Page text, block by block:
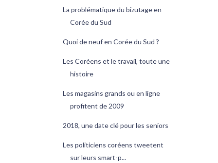
La problématique du bizutage en
Corée du Sud
Quoi de neuf en Corée du Sud ?
Les Coréens et le travail, toute une
histoire
Les magasins grands ou en ligne
profitent de 2009
2018, une date clé pour les seniors
Les politiciens coréens tweetent
sur leurs smart-p...